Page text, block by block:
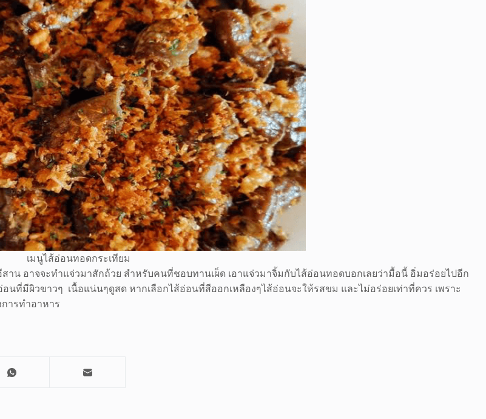
เมนูไส้อ่อนทอดกระเทียม
าน อาจจะทำแจ่วมาสักถ้วย สำหรับคนที่ชอบทานเผ็ด เอาแจ่วมาจิ้มกับไส้อ่อนทอดบอกเลยว่ามื้อนี้ อิ่มอร่อยไปอีก
ที่มีผิวขาวๆ เนื้อแน่นๆดูสด หากเลือกไส้อ่อนที่สีออกเหลืองๆไส้อ่อนจะให้รสขม และไม่อร่อยเท่าที่ควร เพราะ
ารทำอาหาร